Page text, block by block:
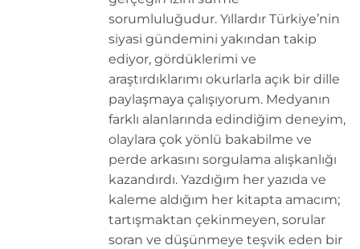
sorumluluğudur. Yıllardır Türkiye’nin
siyasi gündemini yakından takip
ediyor, gördüklerimi ve
araştırdıklarımı okurlarla açık bir dille
paylaşmaya çalışıyorum. Medyanın
farklı alanlarında edindiğim deneyim,
olaylara çok yönlü bakabilme ve
perde arkasını sorgulama alışkanlığı
kazandırdı. Yazdığım her yazıda ve
kaleme aldığım her kitapta amacım;
tartışmaktan çekinmeyen, sorular
soran ve düşünmeye teşvik eden bir